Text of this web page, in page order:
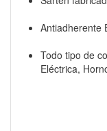
Antiadherente
Todo tipo de
Eléctrica,